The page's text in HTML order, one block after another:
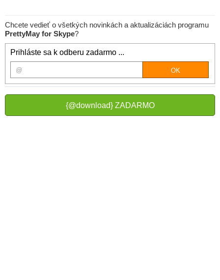
Chcete vedieť o všetkých novinkách a aktualizáciách programu
PrettyMay for Skype?
Prihláste sa k odberu zadarmo ...
{@download} ZADARMO